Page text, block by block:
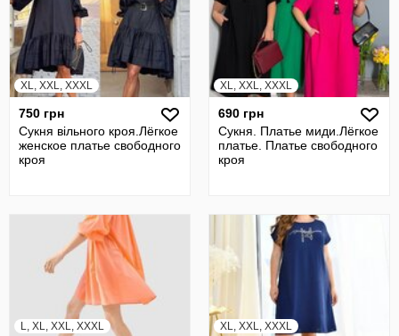
XL, XXL, XXXL
750 грн
Сукня вільного кроя.Лёгкое
женское платье свободного
кроя
XL, XXL, XXXL
690 грн
Сукня. Платье миди.Лёгкое
платье. Платье свободного
кроя
L, XL, XXL, XXXL XL, XXL, XXXL